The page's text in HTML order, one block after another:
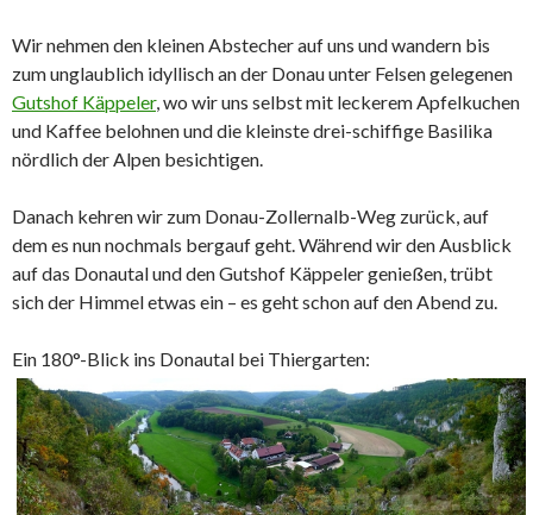
Wir nehmen den kleinen Abstecher auf uns und wandern bis
zum unglaublich idyllisch an der Donau unter Felsen gelegenen
Gutshof Käppeler, wo wir uns selbst mit leckerem Apfelkuchen
und Kaffee belohnen und die kleinste drei-schiffige Basilika
nördlich der Alpen besichtigen.
Danach kehren wir zum Donau-Zollernalb-Weg zurück, auf
dem es nun nochmals bergauf geht. Während wir den Ausblick
auf das Donautal und den Gutshof Käppeler genießen, trübt
sich der Himmel etwas ein – es geht schon auf den Abend zu.
Ein 180°-Blick ins Donautal bei Thiergarten: